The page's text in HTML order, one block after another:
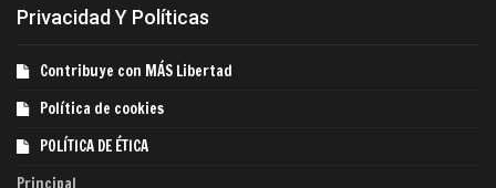
Privacidad Y Políticas
Contribuye con MÁS Libertad
Política de cookies
POLÍTICA DE ÉTICA
Principal